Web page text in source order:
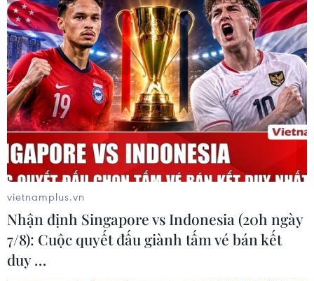
TIN LIÊN QUAN
Hà Tĩnh: Khống chế đám cháy tại cơ sở
vietnamplus.vn
Nhận định Singapore vs Indonesia (20h ngày
7/8): Cuộc quyết đấu giành tấm vé bán kết
duy …